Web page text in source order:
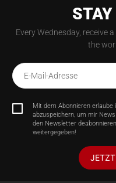
Every Wednesday, receive
the
E-Mail-Adresse
Mit dem Abonnieren erlaube
abzuspeichern, um mir
den Newsletter
weitergegeben!